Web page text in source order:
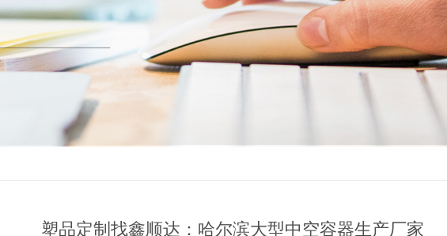
塑品定制找鑫顺达：哈尔滨大型中空容器生产厂家